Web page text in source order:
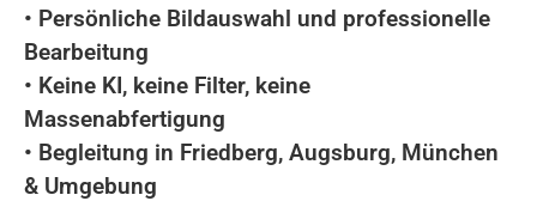
• Persönliche Bildauswahl und professionelle
Bearbeitung
• Keine KI, keine Filter, keine
Massenabfertigung
• Begleitung in Friedberg, Augsburg, München
& Umgebung